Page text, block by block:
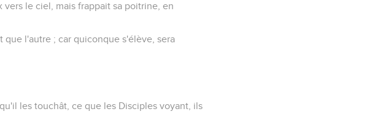
le ciel, mais frappait sa poitrine, en
l'autre ; car quiconque s'élève, sera
les touchât, ce que les Disciples voyant, ils